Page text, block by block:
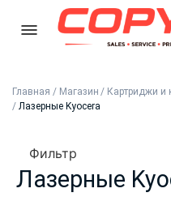
Главная / Магазин / Картриджи и
/ Лазерные Kyocera
Фильтр
Лазерные